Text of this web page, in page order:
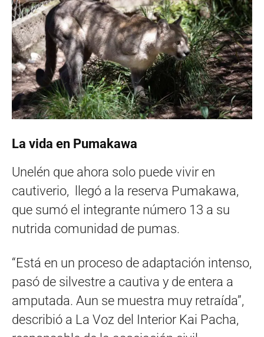
La vida en Pumakawa
Unelén que ahora solo puede vivir en
cautiverio, llegó a la reserva Pumakawa,
que sumó el integrante número 13 a su
nutrida comunidad de pumas.
“Está en un proceso de adaptación intenso,
pasó de silvestre a cautiva y de entera a
amputada. Aun se muestra muy retraída”,
describió a La Voz del Interior Kai Pacha,